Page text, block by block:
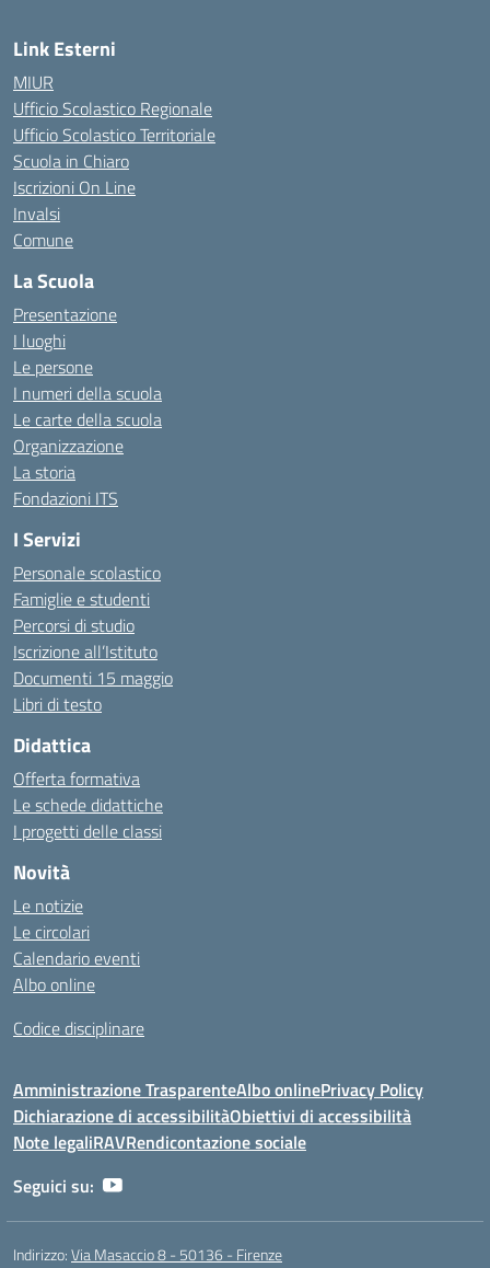
Link Esterni
MIUR
Ufficio Scolastico Regionale
Ufficio Scolastico Territoriale
Scuola in Chiaro
Iscrizioni On Line
Invalsi
Comune
La Scuola
Presentazione
I luoghi
Le persone
I numeri della scuola
Le carte della scuola
Organizzazione
La storia
Fondazioni ITS
I Servizi
Personale scolastico
Famiglie e studenti
Percorsi di studio
Iscrizione all’Istituto
Documenti 15 maggio
Libri di testo
Didattica
Offerta formativa
Le schede didattiche
I progetti delle classi
Novità
Le notizie
Le circolari
Calendario eventi
Albo online
Codice disciplinare
Amministrazione TrasparenteAlbo onlinePrivacy Policy
Dichiarazione di accessibilitàObiettivi di accessibilità
Note legaliRAVRendicontazione sociale
Seguici su:
Indirizzo:Via Masaccio 8 - 50136 - Firenze